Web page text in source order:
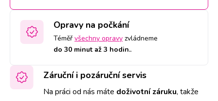
Opravy na počkání
Téměř všechny opravy zvládneme
do 30 minut až 3 hodin..
Záruční i pozáruční servis
Na práci od nás máte doživotní záruku, takže